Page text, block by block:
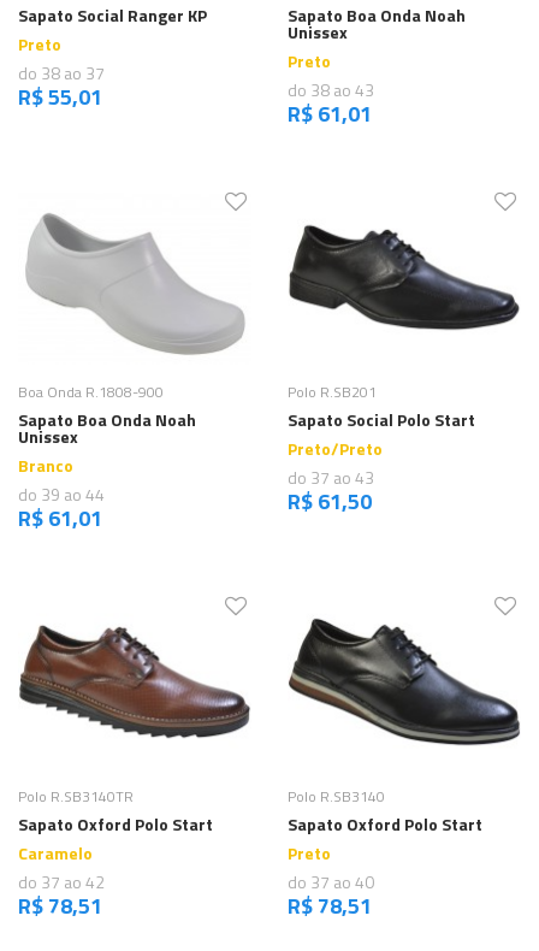
Sapato Social Ranger KP
Preto
do 38 ao 37
R$ 55,01
Sapato Boa Onda Noah
Unissex
Preto
do 38 ao 43
R$ 61,01
Comprar
Boa Onda R.1808-900
Sapato Boa Onda Noah
Unissex
Branco
do 39 ao 44
R$ 61,01
Comprar
Polo R.SB201
Sapato Social Polo Start
Preto/Preto
do 37 ao 43
R$ 61,50
Comprar
Polo R.SB3140TR
Sapato Oxford Polo Start
Caramelo
do 37 ao 42
R$ 78,51
Comprar
Polo R.SB3140
Sapato Oxford Polo Start
Preto
do 37 ao 40
R$ 78,51